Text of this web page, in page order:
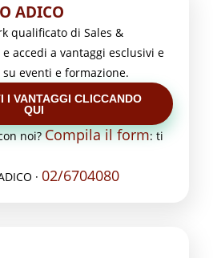
ADICO
qualificato di Sales &
accedi a vantaggi esclusivi e
eventi e formazione.
I VANTAGGI CLICCANDO
QUI
noi?Compila il form: ti
· 02/6704080